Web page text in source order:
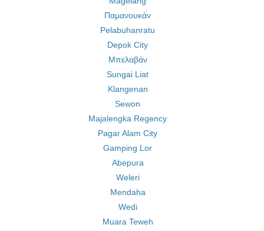
Παμανουκάν
Pelabuhanratu
Depok City
Μπελαβάν
Sungai Liat
Klangenan
Sewon
Majalengka Regency
Pagar Alam City
Gamping Lor
Abepura
Weleri
Mendaha
Wedi
Muara Teweh